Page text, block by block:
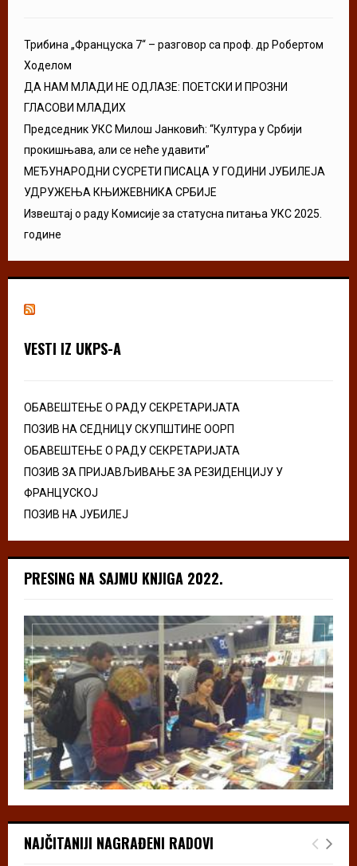
Трибина „Француска 7“ – разговор са проф. др Робертом
Ходелом
ДА НАМ МЛАДИ НЕ ОДЛАЗЕ: ПОЕТСКИ И ПРОЗНИ
ГЛАСОВИ МЛАДИХ
Председник УКС Милош Јанковић: “Култура у Србији
прокишњава, али се неће удавити”
МЕЂУНАРОДНИ СУСРЕТИ ПИСАЦА У ГОДИНИ ЈУБИЛЕЈА
УДРУЖЕЊА КЊИЖЕВНИКА СРБИЈЕ
Извештај о раду Комисије за статусна питања УКС 2025.
године
VESTI IZ UKPS-A
ОБАВЕШТЕЊЕ О РАДУ СЕКРЕТАРИЈАТА
ПОЗИВ НА СЕДНИЦУ СКУПШТИНЕ ООРП
ОБАВЕШТЕЊЕ О РАДУ СЕКРЕТАРИЈАТА
ПОЗИВ ЗА ПРИЈАВЉИВАЊЕ ЗА РЕЗИДЕНЦИЈУ У
ФРАНЦУСКОЈ
ПОЗИВ НА ЈУБИЛЕЈ
PRESING NA SAJMU KNJIGA 2022.
NAJČITANIJI NAGRAĐENI RADOVI